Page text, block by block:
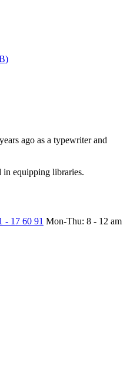
ago as a typewriter and
in equipping libraries.
- 17 60 91 Mon-Thu: 8 - 12 am